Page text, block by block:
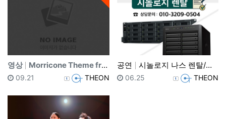
영상 Morricone Theme from Cinema Pa…
등록자THEON
등록일
09.21
공연 시놀로지 나스 렌탈/대여/임대
등록자 THEON
등록일
06.25